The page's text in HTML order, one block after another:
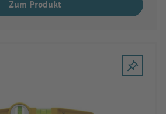
Zum Produkt